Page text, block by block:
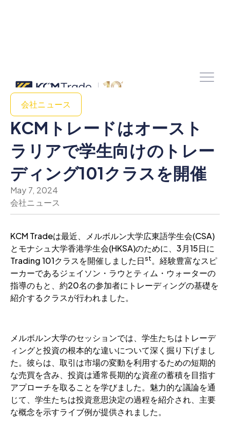
会社ニュース
KCMトレードはオースト
ラリアで学生向けのトレー
ディング101クラスを開催
May 7, 2024
会社ニュース
KCM Tradeは最近、メルボルン大学広東語学生会(CSA)
とモナシュ大学香港学生会(HKSA)のために、3月15日に
Trading 101クラスを開催しました日st 。経験豊富なスピ
ーカーであるジェイソン・ラウとティム・ウォーターの
指導のもと、約20名の参加者にトレーディングの基礎を
紹介するクラスが行われました。
メルボルン大学のセッションでは、学生たちはトレーデ
ィングと投資の根本的な違いについて深く掘り下げまし
た。彼らは、取引は市場の変動を利用するための短期的
な売買を含み、投資は通常長期的な資産の蓄積を目指す
アプローチを取ることを学びました。魅力的な議論を通
じて、学生たちは投資意思決定の過程を紹介され、主要
な概念を示すライブ例が提供されました。